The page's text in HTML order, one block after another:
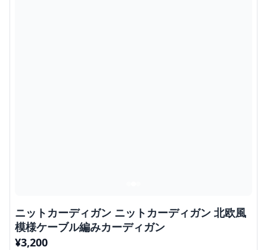
ニットカーディガン ニットカーディガン 北欧風
模様ケーブル編みカーディガン
¥3,200